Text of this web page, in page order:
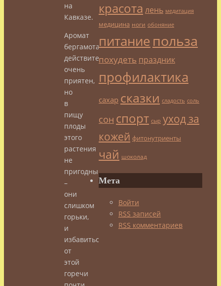
на
Кавказе.
Аромат
бергамота
действительно
очень
приятен,
но
в
пищу
плоды
этого
растения
не
пригодны
–
они
слишком
горьки,
и
избавиться
от
этой
горечи
красота лень медитация
медицина ноги обоняние
питание польза
похудеть праздник
профилактика
сахар сказки сладость соль
сон спорт сыр уход за
кожей фитонутриенты
чай шоколад
Мета
Войти
RSS записей
RSS комментариев